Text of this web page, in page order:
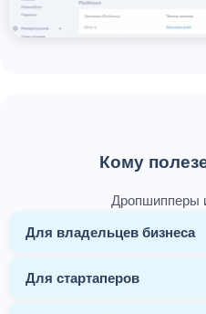
Кому
Дропшипперы
Для владельцев бизнеса
Для стартаперов